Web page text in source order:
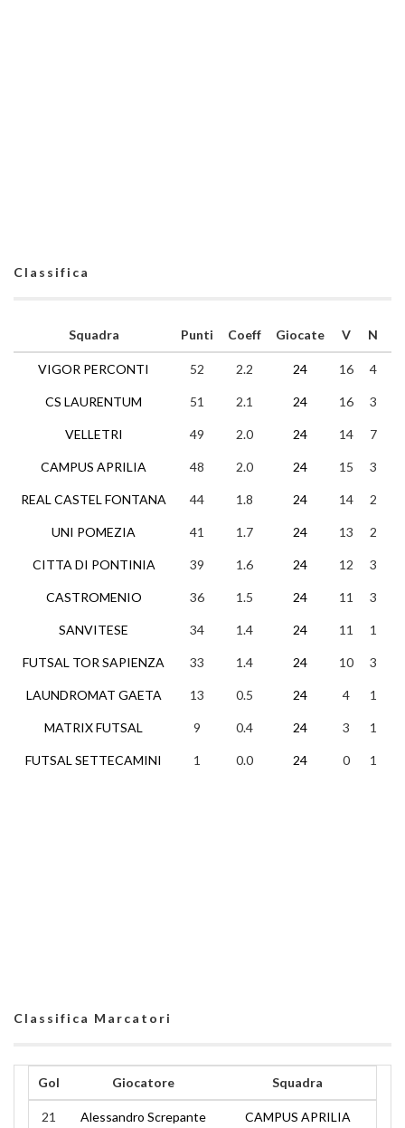
Classifica
Squadra
VIGOR PERCONTI
CS LAURENTUM
VELLETRI
CAMPUS APRILIA
REAL CASTEL FONTANA
UNI POMEZIA
CITTA DI PONTINIA
CASTROMENIO
SANVITESE
FUTSAL TOR SAPIENZA
LAUNDROMAT GAETA
MATRIX FUTSAL
FUTSAL SETTECAMINI
Punti Coeff Giocate V N
52 2.2 24 16 4
51 2.1 24 16 3
49 2.0 24 14 7
48 2.0 24 15 3
44 1.8 24 14 2
41 1.7 24 13 2
39 1.6 24 12 3
36 1.5 24 11 3
34 1.4 24 11 1
33 1.4 24 10 3
13 0.5 24 4 1
9 0.4 24 3 1
1 0.0 24 0 1
Classifica Marcatori
Gol Giocatore Squadra
21 Alessandro Screpante CAMPUS APRILIA